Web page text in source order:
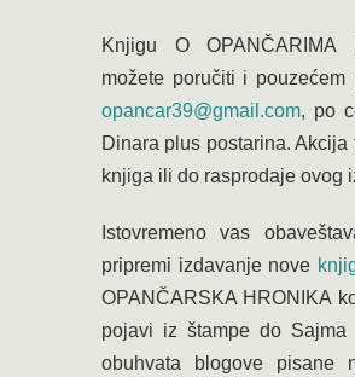
Knjigu O OPANČARIMA
možete poručiti i pouzećem
opancar39@gmail.com, po
Dinara plus postarina. Akcija
knjiga ili do rasprodaje ovog
Istovremeno vas
pripremi izdavanje nove
OPANČARSKA HRONIKA
pojavi iz štampe do Sajma
obuhvata blogove pisane